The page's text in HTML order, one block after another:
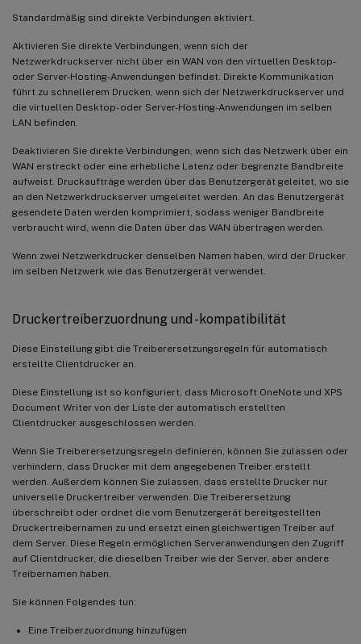
Standardmäßig sind direkte Verbindungen aktiviert.
Aktivieren Sie direkte Verbindungen, wenn sich der
Netzwerkdruckserver nicht über ein WAN von den virtuellen Desktop-
oder Server-Hosting-Anwendungen befindet. Direkte Kommunikation
führt zu schnellerem Drucken, wenn sich der Netzwerkdruckserver und
die virtuellen Desktop- oder Server-Hosting-Anwendungen im selben
LAN befinden.
Deaktivieren Sie direkte Verbindungen, wenn sich das Netzwerk über ein
WAN erstreckt oder eine erhebliche Latenz oder begrenzte Bandbreite
aufweist. Druckaufträge werden über das Benutzergerät geleitet, wo sie
an den Netzwerkdruckserver umgeleitet werden. An das Benutzergerät
gesendete Daten werden komprimiert, sodass weniger Bandbreite
verbraucht wird, wenn die Daten über das WAN übertragen werden.
Wenn zwei Netzwerkdrucker denselben Namen haben, wird der Drucker
im selben Netzwerk wie das Benutzergerät verwendet.
Druckertreiberzuordnung und -kompatibilität
Diese Einstellung gibt die Treiberersetzungsregeln für automatisch
erstellte Clientdrucker an.
Diese Einstellung ist so konfiguriert, dass Microsoft OneNote und XPS
Document Writer von der Liste der automatisch erstellten
Clientdrucker ausgeschlossen werden.
Wenn Sie Treiberersetzungsregeln definieren, können Sie zulassen oder
verhindern, dass Drucker mit dem angegebenen Treiber erstellt
werden. Außerdem können Sie zulassen, dass erstellte Drucker nur
universelle Druckertreiber verwenden. Die Treiberersetzung
überschreibt oder ordnet die vom Benutzergerät bereitgestellten
Druckertreibernamen zu und ersetzt einen gleichwertigen Treiber auf
dem Server. Diese Regeln ermöglichen Serveranwendungen den Zugriff
auf Clientdrucker, die dieselben Treiber wie der Server, aber andere
Treibernamen haben.
Sie können Folgendes tun:
Eine Treiberzuordnung hinzufügen